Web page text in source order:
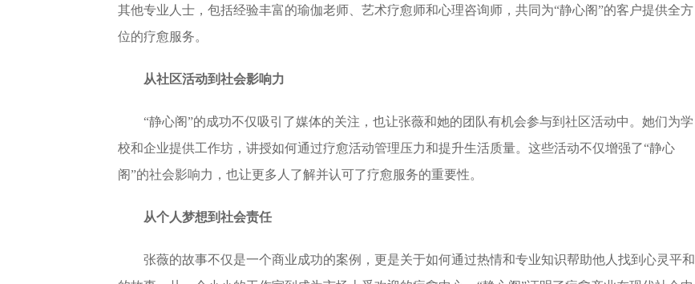
其他专业人士，包括经验丰富的瑜伽老师、艺术疗愈师和心理咨询师，共同为“静心阁”的客户提供全方
位的疗愈服务。
从社区活动到社会影响力
“静心阁”的成功不仅吸引了媒体的关注，也让张薇和她的团队有机会参与到社区活动中。她们为学
校和企业提供工作坊，讲授如何通过疗愈活动管理压力和提升生活质量。这些活动不仅增强了“静心
阁”的社会影响力，也让更多人了解并认可了疗愈服务的重要性。
从个人梦想到社会责任
张薇的故事不仅是一个商业成功的案例，更是关于如何通过热情和专业知识帮助他人找到心灵平和